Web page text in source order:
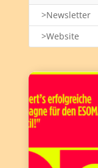
>Newsletter
>Website